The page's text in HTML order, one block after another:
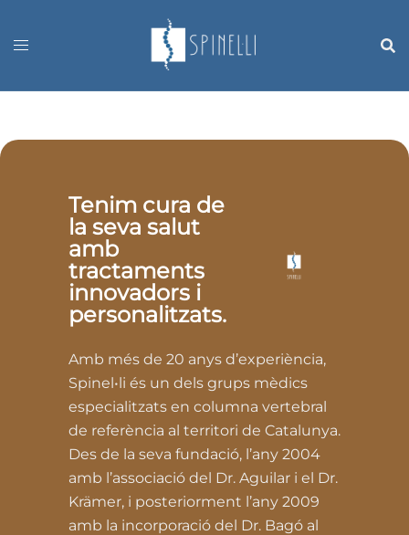
Tenim cura de
la seva salut
amb
tractaments
innovadors i
personalitzats.
Amb més de 20 anys d’experiència,
Spinel•li és un dels grups mèdics
especialitzats en columna vertebral
de referència al territori de Catalunya.
Des de la seva fundació, l’any 2004
amb l’associació del Dr. Aguilar i el Dr.
Krämer, i posteriorment l’any 2009
amb la incorporació del Dr. Bagó al